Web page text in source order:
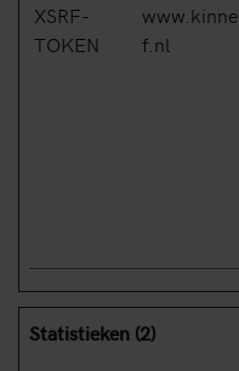
XSRF-
TOKEN
www.kinne
f.nl
Statistieken (2)